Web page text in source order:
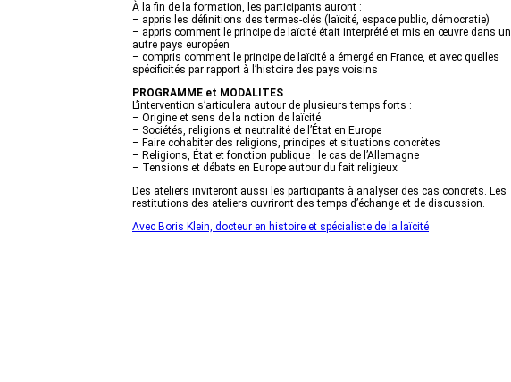
À la fin de la formation, les participants auront :
– appris les définitions des termes-clés (laïcité, espace public, démocratie)
– appris comment le principe de laïcité était interprété et mis en œuvre dans un
autre pays européen
– compris comment le principe de laïcité a émergé en France, et avec quelles
spécificités par rapport à l’histoire des pays voisins
PROGRAMME et MODALITES
L’intervention s’articulera autour de plusieurs temps forts :
– Origine et sens de la notion de laïcité
– Sociétés, religions et neutralité de l’État en Europe
– Faire cohabiter des religions, principes et situations concrètes
– Religions, État et fonction publique : le cas de l’Allemagne
– Tensions et débats en Europe autour du fait religieux
Des ateliers inviteront aussi les participants à analyser des cas concrets. Les
restitutions des ateliers ouvriront des temps d’échange et de discussion.
Avec Boris Klein, docteur en histoire et spécialiste de la laïcité